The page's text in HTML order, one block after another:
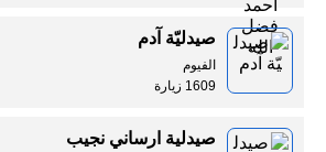
صيدليّة آدم
الفيوم
1609 زيارة
صيدلية ارساني نجيب